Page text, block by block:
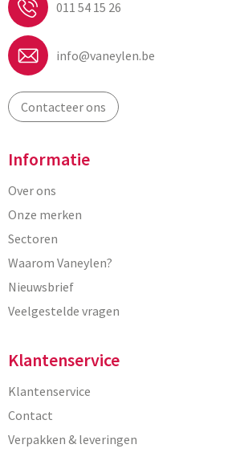
011 54 15 26
info@vaneylen.be
Contacteer ons
Informatie
Over ons
Onze merken
Sectoren
Waarom Vaneylen?
Nieuwsbrief
Veelgestelde vragen
Klantenservice
Klantenservice
Contact
Verpakken & leveringen